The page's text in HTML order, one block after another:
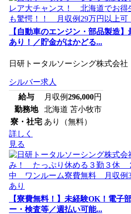
【自動車のエンジン・部品製造
あり！／貯金がはかどる...
日研トータルソーシング株式会
シルバー求人
給与
月収例296,000円
勤務地
北海道 苫小牧市
寮・社宅 あり（無料）
詳しく
見る
【寮費無料！】未経験OK！電子
ー・検査等／週払い可能...